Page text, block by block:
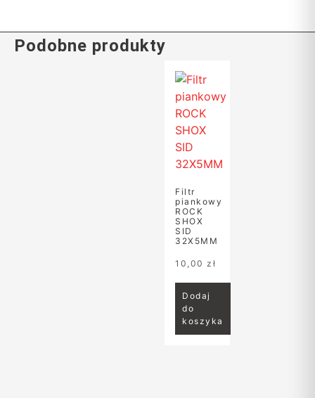
Podobne produkty
Filtr
piankowy
ROCK
SHOX
SID
32X5MM
10,00 zł
Dodaj
do
koszyka